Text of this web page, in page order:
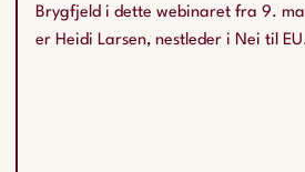
Brygfjeld i dette webinaret fra 9.
er Heidi Larsen, nestleder i Nei til